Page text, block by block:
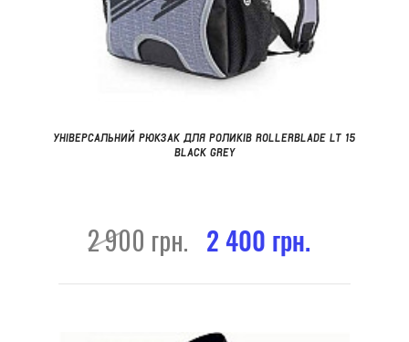
УНІВЕРСАЛЬНИЙ РЮКЗАК ДЛЯ РОЛИКІВ ROLLERBLADE LT 15
BLACK GREY
2 900 грн. 2 400 грн.